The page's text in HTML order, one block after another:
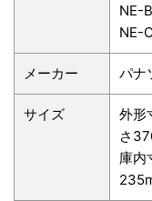
NE-
NE-
メーカー パナ
サイズ
外形
さ
庫内